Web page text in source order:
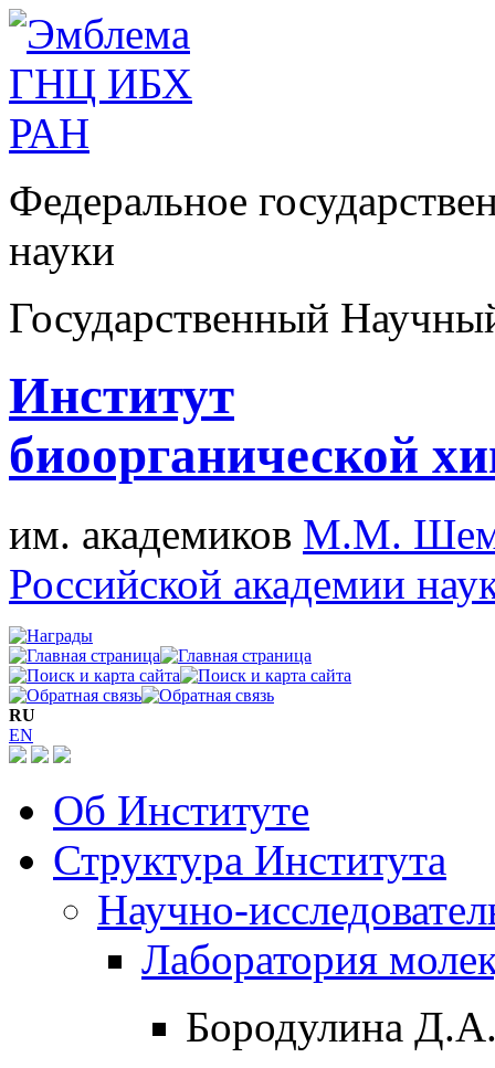
Федеральное
науки
Государственный
Институт
биоорганической
им. академиков М.М.
Российской академии
RU
EN
Об Институте
Структура Института
Научно-
Лаборатория
Бородулина